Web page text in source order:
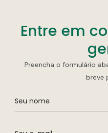
Entre em
Preencha o formulário
breve